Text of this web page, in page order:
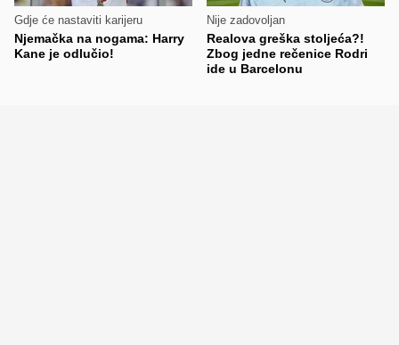
Gdje će nastaviti karijeru
Njemačka na nogama: Harry
Kane je odlučio!
Nije zadovoljan
Realova greška stoljeća?!
Zbog jedne rečenice Rodri
ide u Barcelonu